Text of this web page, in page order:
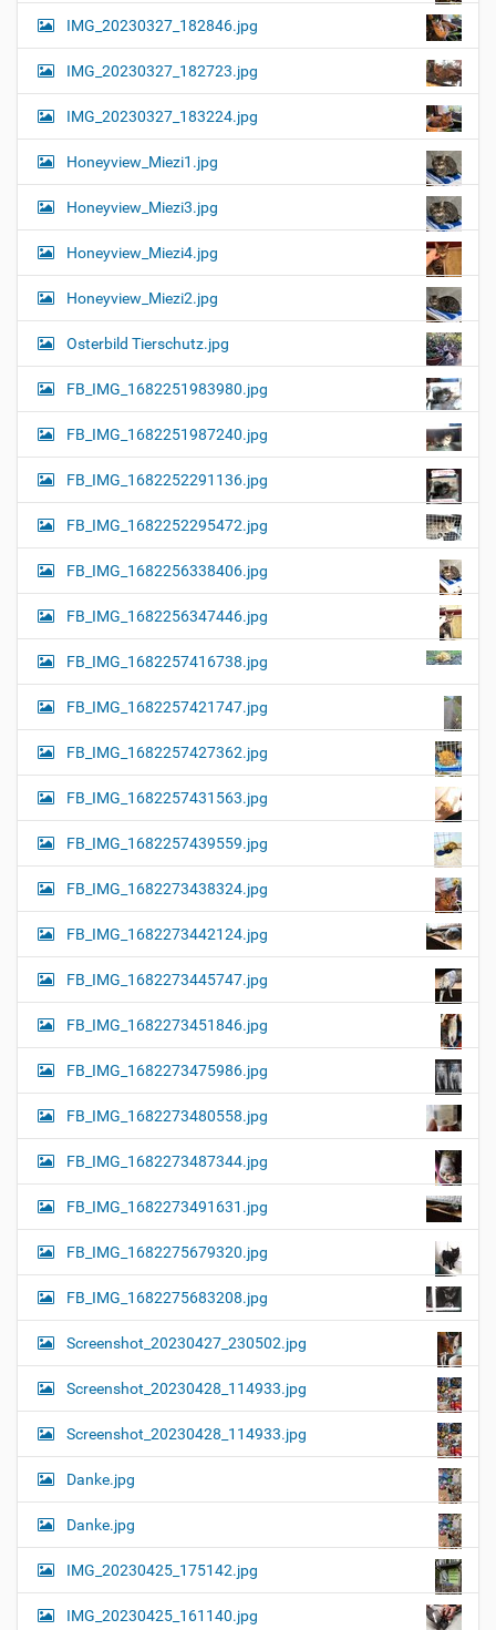
IMG_20230327_182846.jpg
IMG_20230327_182723.jpg
IMG_20230327_183224.jpg
Honeyview_Miezi1.jpg
Honeyview_Miezi3.jpg
Honeyview_Miezi4.jpg
Honeyview_Miezi2.jpg
Osterbild Tierschutz.jpg
FB_IMG_1682251983980.jpg
FB_IMG_1682251987240.jpg
FB_IMG_1682252291136.jpg
FB_IMG_1682252295472.jpg
FB_IMG_1682256338406.jpg
FB_IMG_1682256347446.jpg
FB_IMG_1682257416738.jpg
FB_IMG_1682257421747.jpg
FB_IMG_1682257427362.jpg
FB_IMG_1682257431563.jpg
FB_IMG_1682257439559.jpg
FB_IMG_1682273438324.jpg
FB_IMG_1682273442124.jpg
FB_IMG_1682273445747.jpg
FB_IMG_1682273451846.jpg
FB_IMG_1682273475986.jpg
FB_IMG_1682273480558.jpg
FB_IMG_1682273487344.jpg
FB_IMG_1682273491631.jpg
FB_IMG_1682275679320.jpg
FB_IMG_1682275683208.jpg
Screenshot_20230427_230502.jpg
Screenshot_20230428_114933.jpg
Screenshot_20230428_114933.jpg
Danke.jpg
Danke.jpg
IMG_20230425_175142.jpg
IMG_20230425_161140.jpg